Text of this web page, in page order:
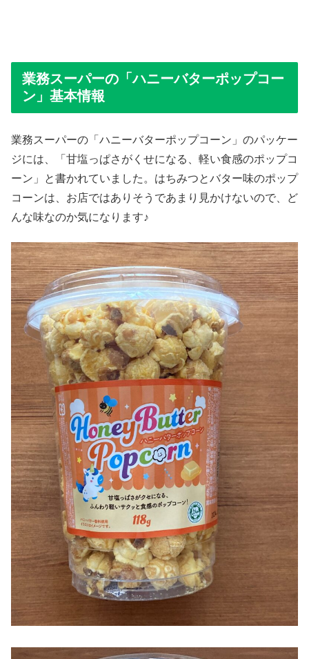
業務スーパーの「ハニーバターポップコー
ン」基本情報
業務スーパーの「ハニーバターポップコーン」のパッケー
ジには、「甘塩っぱさがくせになる、軽い食感のポップコ
ーン」と書かれていました。はちみつとバター味のポップ
コーンは、お店ではありそうであまり見かけないので、ど
んな味なのか気になります♪